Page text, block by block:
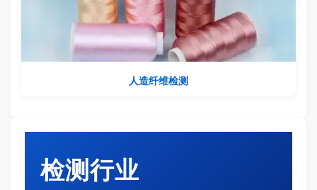
人造纤维检测
检测行业